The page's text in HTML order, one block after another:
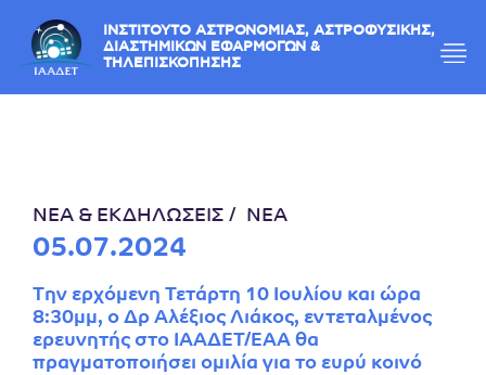
ΙΝΣΤΙΤΟΥΤΟ ΑΣΤΡΟΝΟΜΙΑΣ, ΑΣΤΡΟΦΥΣΙΚΗΣ,
ΔΙΑΣΤΗΜΙΚΩΝ ΕΦΑΡΜΟΓΩΝ &
ΤΗΛΕΠΙΣΚΟΠΗΣΗΣ
ΝΕΑ & ΕΚΔΗΛΩΣΕΙΣ ΝΕΑ
05.07.2024
Την ερχόμενη Τετάρτη 10 Ιουλίου και ώρα
8:30μμ, ο Δρ Αλέξιος Λιάκος, εντεταλμένος
ερευνητής στο ΙΑΑΔΕΤ/ΕΑΑ θα
πραγματοποιήσει ομιλία για το ευρύ κοινό